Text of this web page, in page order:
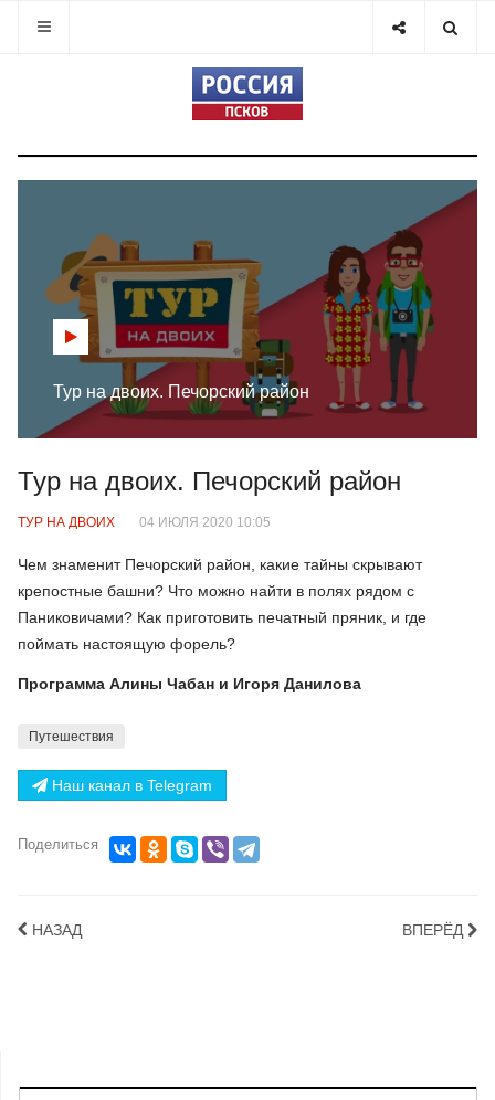
Тур на двоих. Печорский район
Тур на двоих. Печорский район
ТУР НА ДВОИХ 04 ИЮЛЯ 2020 10:05
Чем знаменит Печорский район, какие тайны скрывают
крепостные башни? Что можно найти в полях рядом с
Паниковичами? Как приготовить печатный пряник, и где
поймать настоящую форель?
Программа Алины Чабан и Игоря Данилова
Путешествия
Наш канал в Telegram
Поделиться
НАЗАД ВПЕРЁД